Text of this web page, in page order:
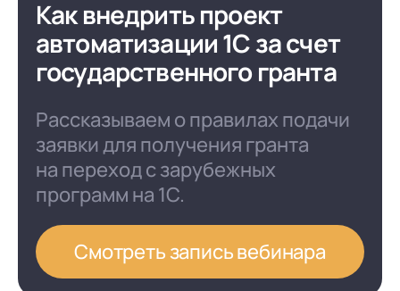
Как внедрить проект
автоматизации 1С за счет
государственного гранта
Рассказываем о правилах подачи
заявки для получения гранта
на переход с зарубежных
программ на 1С.
Смотреть запись вебинара